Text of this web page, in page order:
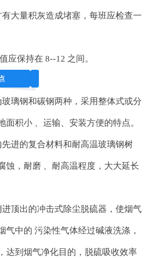
大量积灰造成堵塞，每班应检查一
应保持在 8--12 之间。
璃钢和碳钢两种，采用整体式或分
面积小 、运输、安装方便的特点。
进的复合材料和耐高温玻璃钢树
蚀，耐磨 、耐高温程度，大大延长
顶出的冲击式除尘脱硫器，使烟气
气中的 污染性气体经过碱液洗涤，
达到烟气净化目的，脱硫吸收效率